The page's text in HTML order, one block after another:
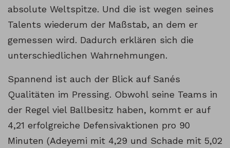
absolute Weltspitze. Und die ist wegen seines
Talents wiederum der Maßstab, an dem er
gemessen wird. Dadurch erklären sich die
unterschiedlichen Wahrnehmungen.
Spannend ist auch der Blick auf Sanés
Qualitäten im Pressing. Obwohl seine Teams in
der Regel viel Ballbesitz haben, kommt er auf
4,21 erfolgreiche Defensivaktionen pro 90
Minuten (Adeyemi mit 4,29 und Schade mit 5,02